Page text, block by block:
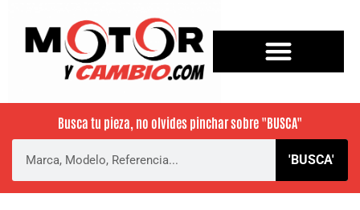
Busca tu pieza, no olvides pinchar sobre "BUSCA"
'BUSCA'